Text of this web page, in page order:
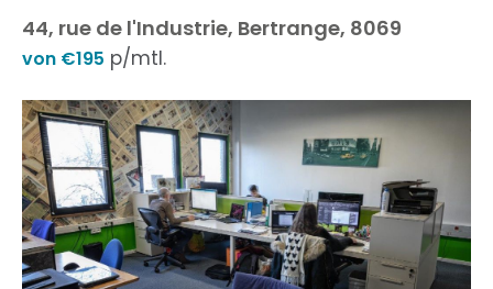
44, rue de l'Industrie, Bertrange, 8069
von €195 p/mtl.